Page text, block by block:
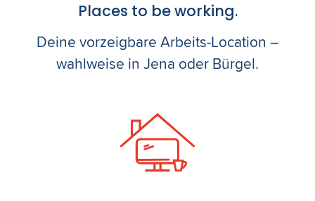
Places to be working.
Deine vorzeigbare Arbeits-Location –
wahlweise in Jena oder Bürgel.